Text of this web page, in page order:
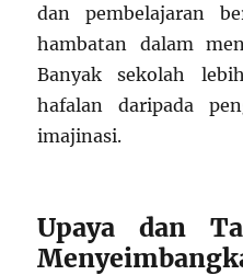
dan pembelajaran
hambatan dalam
Banyak sekolah
hafalan daripada
imajinasi.
Upaya dan